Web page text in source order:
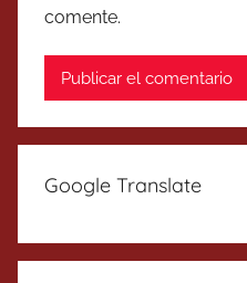
comente.
Google Translate